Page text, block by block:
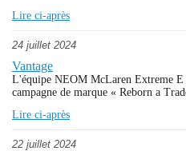
Lire ci-après
24 juillet 2024
Vantage
L'équipe NEOM McLaren Extreme
campagne de marque « Reborn a
Lire ci-après
22 juillet 2024